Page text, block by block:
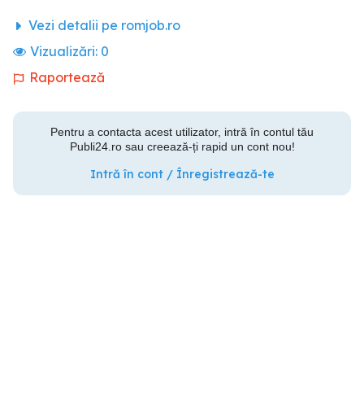
Vezi detalii pe romjob.ro
Vizualizări: 0
Raportează
Pentru a contacta acest utilizator, intră în contul tău
Publi24.ro sau creează-ți rapid un cont nou!
Intră în cont / Înregistrează-te